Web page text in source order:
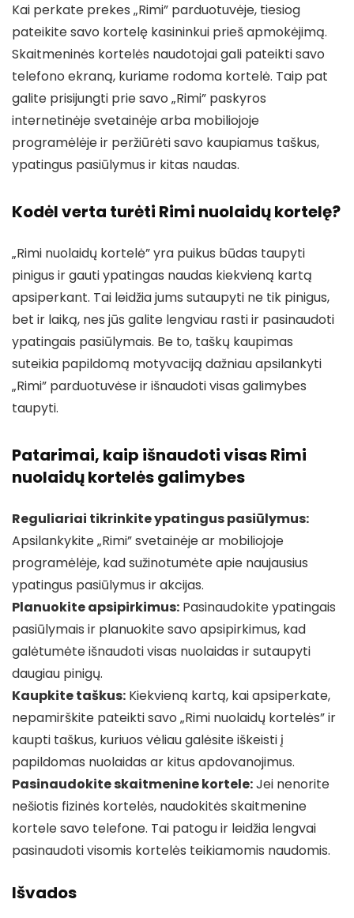
Kai perkate prekes „Rimi” parduotuvėje, tiesiog
pateikite savo kortelę kasininkui prieš apmokėjimą.
Skaitmeninės kortelės naudotojai gali pateikti savo
telefono ekraną, kuriame rodoma kortelė. Taip pat
galite prisijungti prie savo „Rimi” paskyros
internetinėje svetainėje arba mobiliojoje
programėlėje ir peržiūrėti savo kaupiamus taškus,
ypatingus pasiūlymus ir kitas naudas.
Kodėl verta turėti Rimi nuolaidų kortelę?
„Rimi nuolaidų kortelė” yra puikus būdas taupyti
pinigus ir gauti ypatingas naudas kiekvieną kartą
apsiperkant. Tai leidžia jums sutaupyti ne tik pinigus,
bet ir laiką, nes jūs galite lengviau rasti ir pasinaudoti
ypatingais pasiūlymais. Be to, taškų kaupimas
suteikia papildomą motyvaciją dažniau apsilankyti
„Rimi” parduotuvėse ir išnaudoti visas galimybes
taupyti.
Patarimai, kaip išnaudoti visas Rimi
nuolaidų kortelės galimybes
Reguliariai tikrinkite ypatingus pasiūlymus:
Apsilankykite „Rimi” svetainėje ar mobiliojoje
programėlėje, kad sužinotumėte apie naujausius
ypatingus pasiūlymus ir akcijas.
Planuokite apsipirkimus: Pasinaudokite ypatingais
pasiūlymais ir planuokite savo apsipirkimus, kad
galėtumėte išnaudoti visas nuolaidas ir sutaupyti
daugiau pinigų.
Kaupkite taškus: Kiekvieną kartą, kai apsiperkate,
nepamirškite pateikti savo „Rimi nuolaidų kortelės” ir
kaupti taškus, kuriuos vėliau galėsite iškeisti į
papildomas nuolaidas ar kitus apdovanojimus.
Pasinaudokite skaitmenine kortele:Jei nenorite
nešiotis fizinės kortelės, naudokitės skaitmenine
kortele savo telefone. Tai patogu ir leidžia lengvai
pasinaudoti visomis kortelės teikiamomis naudomis.
Išvados